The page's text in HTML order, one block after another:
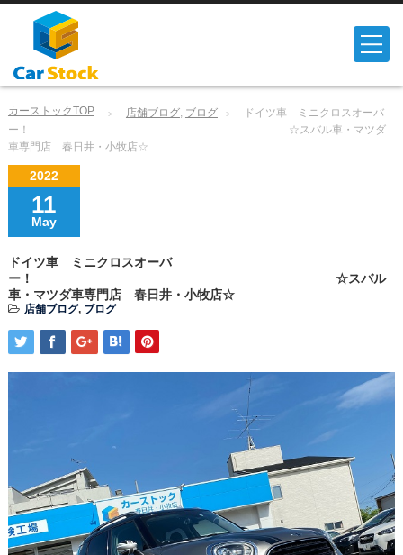
カーストックTOP 店舗ブログ, ブログ
ドイツ車 ミニクロスオーバ
ー！ ☆スバル車・マツダ
車専門店 春日井・小牧店☆
2022
11
May
ドイツ車 ミニクロスオーバ
ー！ ☆スバル
車・マツダ車専門店 春日井・小牧店☆
店舗ブログ, ブログ